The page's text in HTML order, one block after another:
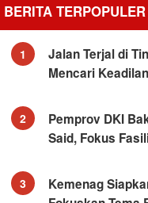
BERITA TERPOPULER
1
Jalan Terjal di
Mencari
2
Pemprov DKI
Said, Fokus
3
Kemenag